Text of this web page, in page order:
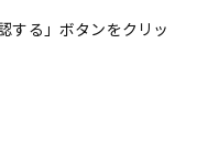
する」ボタンをクリッ